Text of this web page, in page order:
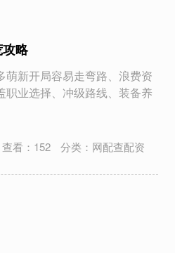
略
萌新开局容易走弯路、浪费资
业选择、冲级路线、装备养
查看： 152 分类： 网配查配资